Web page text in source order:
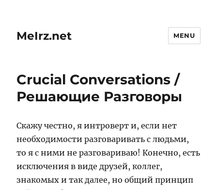
MeIrz.net MENU
Crucial Conversations /
Решающие Разговоры
Скажу честно, я интроверт и, если нет
необходимости разговаривать с людьми,
то я с ними не разговариваю! Конечно, есть
исключения в виде друзей, коллег,
знакомых и так далее, но общий принцип